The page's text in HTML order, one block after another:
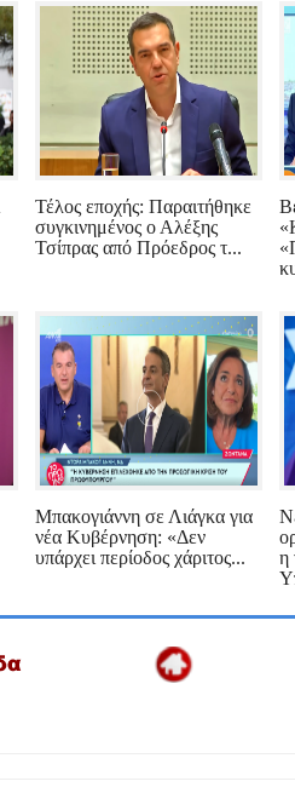
Τέλος εποχής: Παραιτήθηκε
συγκινημένος ο Αλέξης
Τσίπρας από Πρόεδρος τ...
Μπακογιάννη σε Λιάγκα για
νέα Κυβέρνηση: «Δεν
υπάρχει περίοδος χάριτος...
η